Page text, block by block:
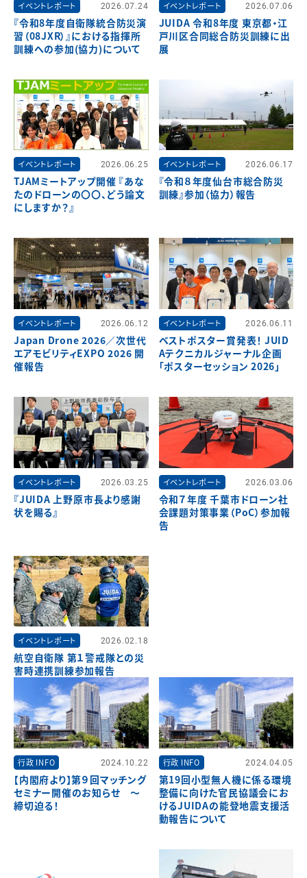
イベントレポート 2026.07.24
『令和8年度自衛隊統合防災演
習（08JXR）』における指揮所
訓練への参加(協力)について
イベントレポート 2026.07.06
JUIDA 令和8年度 東京都・江
戸川区合同総合防災訓練に出
展
イベントレポート 2026.06.25
TJAMミートアップ開催 『あな
たのドローンの〇〇、どう論文
にしますか？』
イベントレポート 2026.06.17
『令和８年度仙台市総合防災
訓練』参加（協力）報告
イベントレポート 2026.06.12
Japan Drone 2026／次世代
エアモビリティEXPO 2026 開
催報告
イベントレポート 2026.06.11
ベストポスター賞発表！ JUID
Aテクニカルジャーナル企画
「ポスターセッション 2026」
イベントレポート 2026.03.25
『JUIDA 上野原市長より感謝
状を賜る』
イベントレポート 2026.03.06
令和７年度 千葉市ドローン社
会課題対策事業（PoC）参加報
告
イベントレポート 2026.02.18
航空自衛隊 第１警戒隊との災
害時連携訓練参加報告
行政 INFO 2024.10.22
【内閣府より】第９回マッチング
セミナー開催のお知らせ ～
締切迫る！
行政 INFO 2024.04.05
第19回小型無人機に係る環境
整備に向けた官民協議会にお
けるJUIDAの能登地震支援活
動報告について